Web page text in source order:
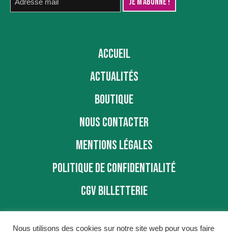
ACCUEIL
ACTUALITÉS
BOUTIQUE
NOUS CONTACTER
MENTIONS LÉGALES
POLITIQUE DE CONFIDENTIALITÉ
CGV BILLETTERIE
Nous utilisons des cookies sur notre site web pour vous faire